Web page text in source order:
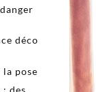
déco
pose
: des